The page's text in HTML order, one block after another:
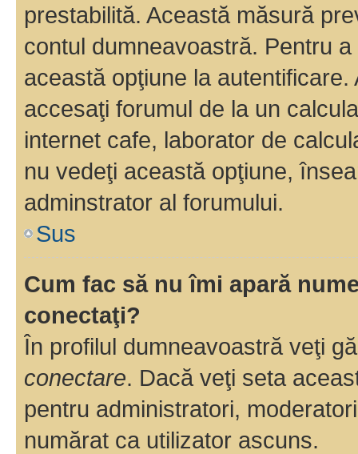
prestabilită. Această măsură
contul dumneavoastră. Pentru
această opţiune la
accesaţi forumul de la un
internet cafe, laborator de
nu vedeţi această opţiune,
adminstrator al forumului.
Sus
Cum fac să nu îmi apară
conectaţi?
În profilul dumneavoastră veţi
conectare. Dacă veţi seta
pentru administratori,
numărat ca utilizator ascuns.